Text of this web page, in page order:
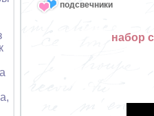
подсвечники
набор